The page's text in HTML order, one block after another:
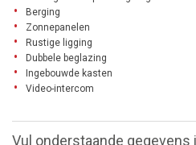
Berging
Zonnepanelen
Rustige ligging
Dubbele beglazing
Ingebouwde kasten
Video-intercom
Vul onderstaande